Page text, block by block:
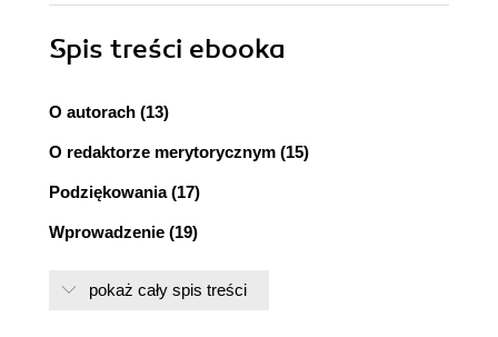
Spis treści ebooka
O autorach (13)
O redaktorze merytorycznym (15)
Podziękowania (17)
Wprowadzenie (19)
pokaż cały spis treści